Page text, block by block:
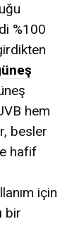
%100
hem
besler
hafif
için
bir